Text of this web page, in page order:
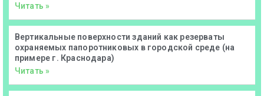
Читать »
Вертикальные поверхности зданий как резерваты
охраняемых папоротниковых в городской среде (на
примере г. Краснодара)
Читать »